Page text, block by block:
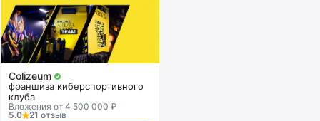
Colizeum
франшиза киберспортивного
клуба
Вложения от 4 500 000 ₽
5.0
21 отзыв